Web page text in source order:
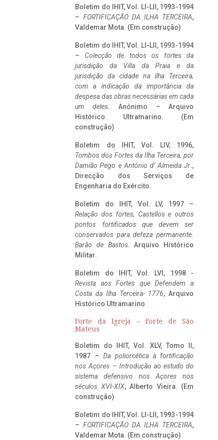
Boletim do IHIT, Vol. LI-LII, 1993-1994
– FORTIFICAÇÃO DA ILHA TERCEIRA,
Valdemar Mota. (Em construção)
Boletim do IHIT, Vol. LI-LII, 1993-1994
– Colecção de todos os fortes da
jurisdição da Villa da Praia e da
jurisdição da cidade na ilha Terceira,
com a indicação da importância da
despesa das obras necessárias em cada
um deles. Anónimo – Arquivo
Histórico Ultramarino. (Em
construção)
Boletim do IHIT, Vol. LIV, 1996,
Tombos dos Fortes da Ilha Terceira, por
Damião Pego e António d’ Almeida Jr.,
Direcção dos Serviços de
Engenharia do Exército.
Boletim do IHIT, Vol. LV, 1997 –
Relação dos fortes, Castellos e outros
pontos fortificados que devem ser
conservados para defeza permanente.
Barão de Bastos. Arquivo Histórico
Militar.
Boletim do IHIT, Vol. LVI, 1998 -
Revista aos Fortes que Defendem a
Costa da Ilha Terceira- 1776, Arquivo
Histórico Ultramarino
Forte da Igreja – Forte de São
Mateus
Boletim do IHIT, Vol. XLV, Tomo II,
1987 – Da poliorcética à fortificação
nos Açores – Introdução ao estudo do
sistema defensivo nos Açores nos
séculos XVI-XIX, Alberto Vieira. (Em
construção)
Boletim do IHIT, Vol. LI-LII, 1993-1994
– FORTIFICAÇÃO DA ILHA TERCEIRA,
Valdemar Mota. (Em construção)